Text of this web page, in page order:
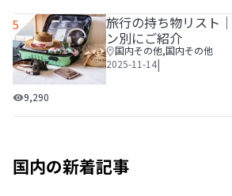
5
旅行の持ち物リスト│国内・海外・シ
9,290
旅行の持ち物リスト
ン別にご紹介
国内その他,国内その他
2025-11-14|
国内の新着記事